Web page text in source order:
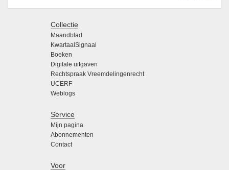
Collectie
Maandblad
KwartaalSignaal
Boeken
Digitale uitgaven
Rechtspraak Vreemdelingenrecht
UCERF
Weblogs
Service
Mijn pagina
Abonnementen
Contact
Voor